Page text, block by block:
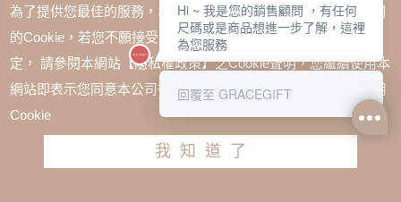
SALE
1+1=$1488(無法單退)
日系漫步雙蝴蝶結楔型低跟拖鞋 杏
TWD $1880 TWD $1280
為了提供您最佳的服務，本網站會在您的電腦中放置並取用我們
的Cookie，若您不願接受Cookie時應如何變更電腦的Cookie設
定， 請參閱本網站【隱私權政策】之Cookie聲明，您繼續使用本
網站即表示您同意本公司得按本網站使用條款之Cookie聲明使用
Cookie
我知道了
Hi ~ 我是您的銷售顧問 ，有任何
尺碼或是商品想進一步了解，這裡
為您服務
回覆至 GRACEGIFT